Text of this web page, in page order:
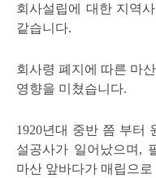
회사설립에 대한 지역
같습니다.
회사령 폐지에 따른 마
영향을 미쳤습니다.
1920년대 중반 쯤 부터
설공사가 일어났으며,
마산 앞바다가 매립으